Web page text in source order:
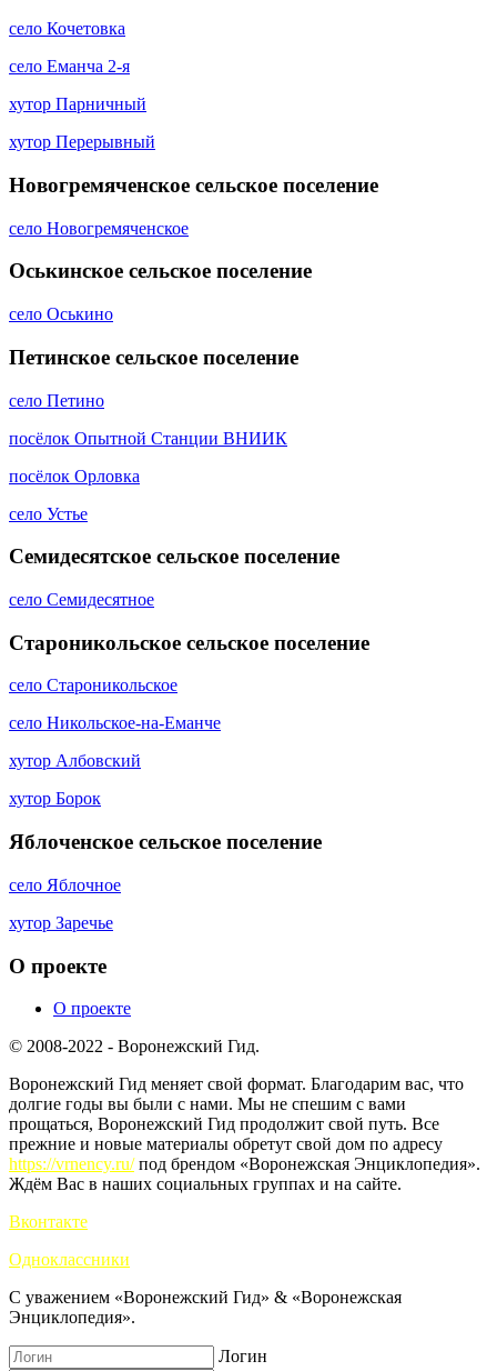
село Кочетовка
село Еманча 2-я
хутор Парничный
хутор Перерывный
Новогремяченское сельское поселение
село Новогремяченское
Оськинское сельское поселение
село Оськино
Петинское сельское поселение
село Петино
посёлок Опытной Станции ВНИИК
посёлок Орловка
село Устье
Семидесятское сельское поселение
село Семидесятное
Староникольское сельское поселение
село Староникольское
село Никольское-на-Еманче
хутор Албовский
хутор Борок
Яблоченское сельское поселение
село Яблочное
хутор Заречье
О проекте
О проекте
© 2008-2022 - Воронежский Гид.
Воронежский Гид меняет свой формат. Благодарим вас, что
долгие годы вы были с нами. Мы не спешим с вами
прощаться, Воронежский Гид продолжит свой путь. Все
прежние и новые материалы обретут свой дом по адресу
https://vrnency.ru/под брендом «Воронежская Энциклопедия».
Ждём Вас в наших социальных группах и на сайте.
Вконтакте
Одноклассники
С уважением «Воронежский Гид» & «Воронежская
Энциклопедия».
Логин